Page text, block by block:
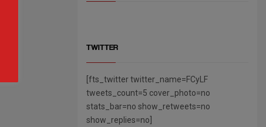
TWITTER
[fts_twitter twitter_name=FCyLF
tweets_count=5 cover_photo=no
stats_bar=no show_retweets=no
show_replies=no]